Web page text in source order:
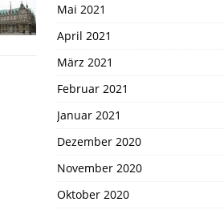
Mai 2021
April 2021
März 2021
Februar 2021
Januar 2021
Dezember 2020
November 2020
Oktober 2020